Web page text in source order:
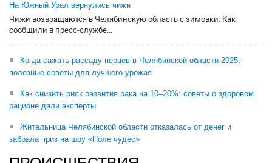
На Южный Урал вернулись чижи
Чижи возвращаются в Челябинскую область с зимовки. Как
сообщили в пресс-службе...
Когда сажать рассаду перцев в Челябинской области-2025:
полезные советы для лучшего урожая
Как снизить риск развития рака на 10–20%: советы о здоровом
рационе дали эксперты
Жительница Челябинской области отказалась от денег и
забрала приз на шоу «Поле чудес»